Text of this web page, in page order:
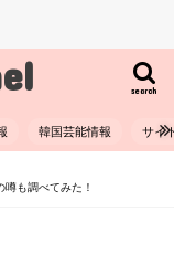
search
韓国芸能情報 サイ
も調べてみた！